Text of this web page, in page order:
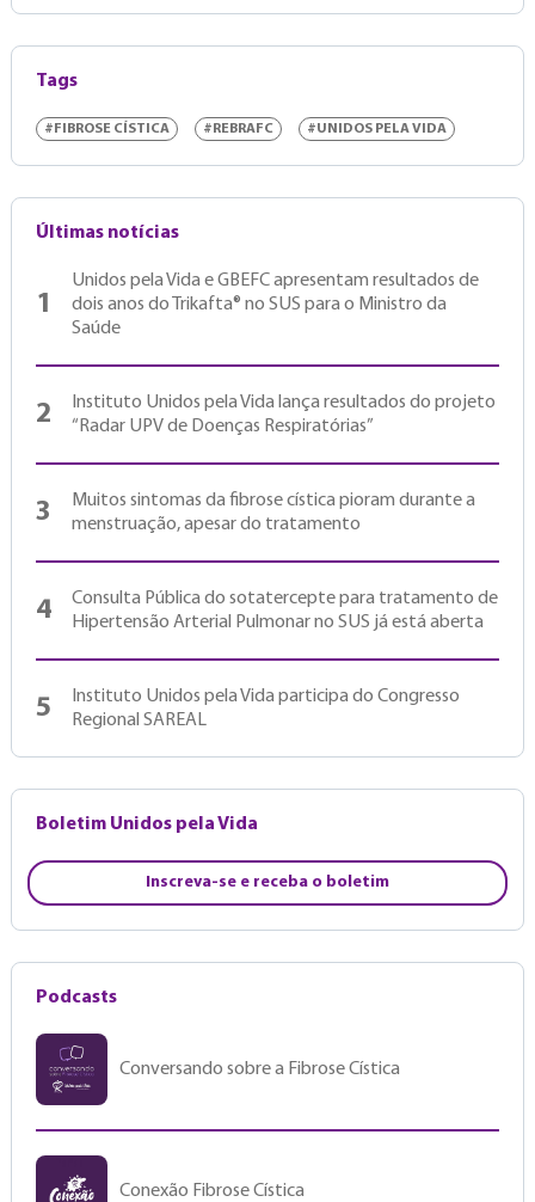
Tags
#FIBROSE CÍSTICA #REBRAFC #UNIDOS PELA VIDA
Últimas notícias
1
Unidos pela Vida e GBEFC apresentam resultados de
dois anos do Trikafta® no SUS para o Ministro da
Saúde
2
Instituto Unidos pela Vida lança resultados do projeto
“Radar UPV de Doenças Respiratórias”
3
Muitos sintomas da fibrose cística pioram durante a
menstruação, apesar do tratamento
4
Consulta Pública do sotatercepte para tratamento de
Hipertensão Arterial Pulmonar no SUS já está aberta
5
Instituto Unidos pela Vida participa do Congresso
Regional SAREAL
Boletim Unidos pela Vida
Inscreva-se e receba o boletim
Podcasts
Conversando sobre a Fibrose Cística
Conexão Fibrose Cística